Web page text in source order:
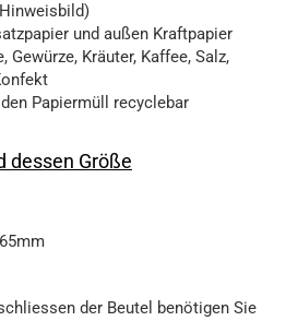
und außen Kraftpapier
Gewürze, Kräuter, Kaffee, Salz,
Papiermüll recyclebar
dessen Größe
der Beutel benötigen Sie